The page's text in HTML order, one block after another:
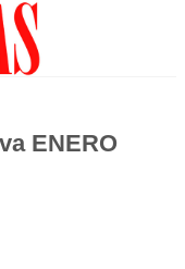
ENERO